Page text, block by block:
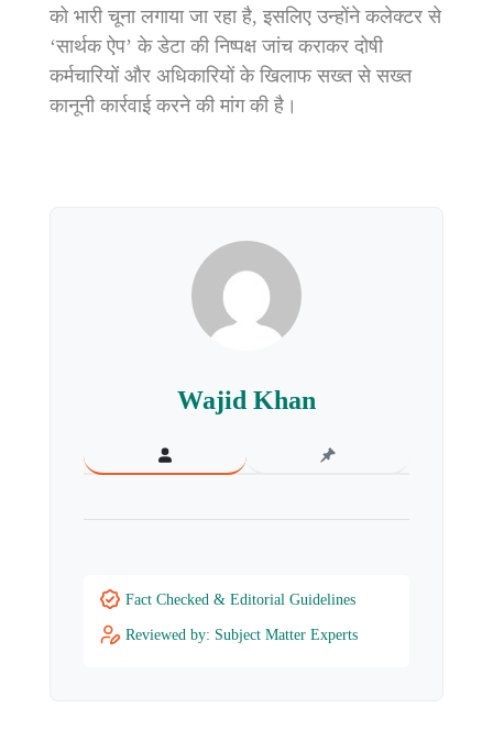
को भारी चूना लगाया जा रहा है, इसलिए उन्होंने कलेक्टर से
‘सार्थक ऐप’ के डेटा की निष्पक्ष जांच कराकर दोषी
कर्मचारियों और अधिकारियों के खिलाफ सख्त से सख्त
कानूनी कार्रवाई करने की मांग की है।
Wajid Khan
Fact Checked & Editorial Guidelines
Reviewed by: Subject Matter Experts